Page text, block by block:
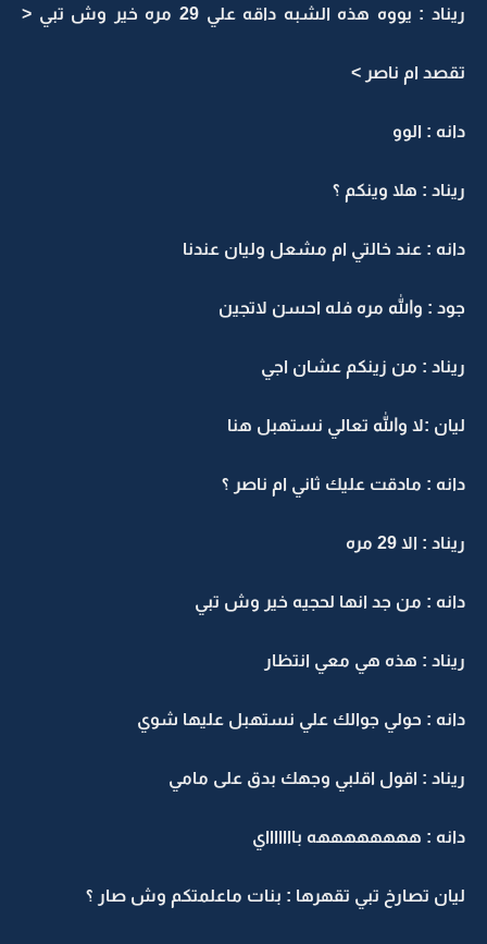
ريناد : يووه هذه الشبه داقه علي 29 مره خير وش تبي <
تقصد ام ناصر >
دانه : الوو
ريناد : هلا وينكم ؟
دانه : عند خالتي ام مشعل وليان عندنا
جود : والله مره فله احسن لاتجين
ريناد : من زينكم عشان اجي
ليان :لا والله تعالي نستهبل هنا
دانه : مادقت عليك ثاني ام ناصر ؟
ريناد : الا 29 مره
دانه : من جد انها لحجيه خير وش تبي
ريناد : هذه هي معي انتظار
دانه : حولي جوالك علي نستهبل عليها شوي
ريناد : اقول اقلبي وجهك بدق على مامي
دانه : ههههههههه باااااااي
ليان تصارخ تبي تقهرها : بنات ماعلمتكم وش صار ؟